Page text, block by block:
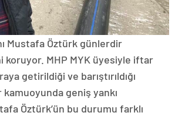
Mustafa Öztürk günlerdir
koruyor. MHP MYK üyesiyle iftar
getirildiği ve barıştırıldığı
geniş yankı
Öztürk’ün bu durumu farklı